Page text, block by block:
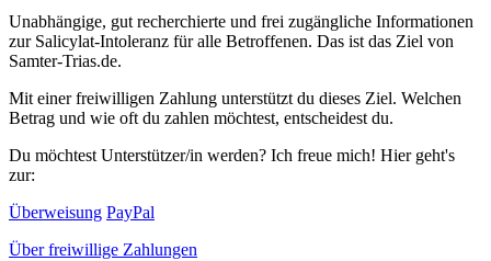
Unabhängige, gut recherchierte und frei zugängliche Informationen
zur Salicylat-Intoleranz für alle Betroffenen. Das ist das Ziel von
Samter-Trias.de.
Mit einer freiwilligen Zahlung unterstützt du dieses Ziel. Welchen
Betrag und wie oft du zahlen möchtest, entscheidest du.
Du möchtest Unterstützer/in werden? Ich freue mich! Hier geht's
zur:
Überweisung PayPal
Über freiwillige Zahlungen